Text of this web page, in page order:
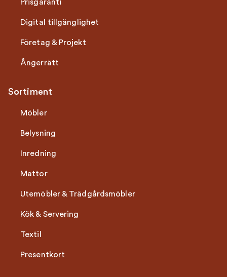
Prisgaranti
Digital tillgänglighet
Företag & Projekt
Ångerrätt
Sortiment
Möbler
Belysning
Inredning
Mattor
Utemöbler & Trädgårdsmöbler
Kök & Servering
Textil
Presentkort